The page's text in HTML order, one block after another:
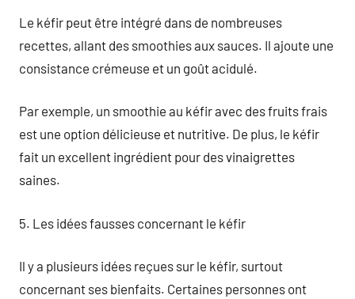
Le kéfir peut être intégré dans de nombreuses
recettes, allant des smoothies aux sauces. Il ajoute une
consistance crémeuse et un goût acidulé.
Par exemple, un smoothie au kéfir avec des fruits frais
est une option délicieuse et nutritive. De plus, le kéfir
fait un excellent ingrédient pour des vinaigrettes
saines.
5. Les idées fausses concernant le kéfir
Il y a plusieurs idées reçues sur le kéfir, surtout
concernant ses bienfaits. Certaines personnes ont